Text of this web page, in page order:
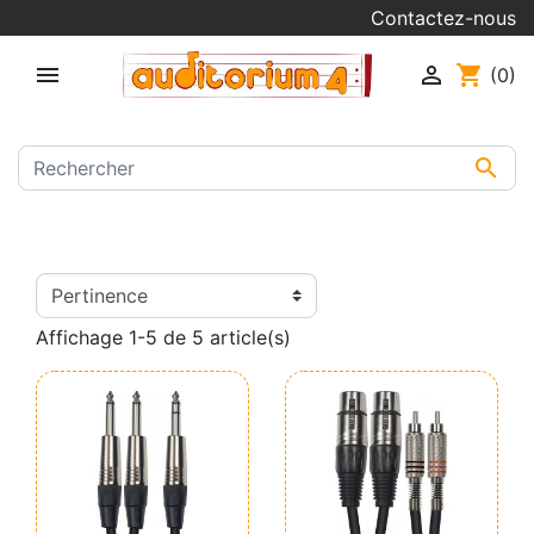
Contactez-nous


 shopping_cart (0)
Affichage 1-5 de 5 article(s)